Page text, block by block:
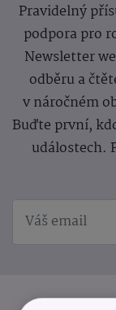
Pravidelný
podpora pro
Newsletter
odběru a
v náročném
Buďte první,
událostech.